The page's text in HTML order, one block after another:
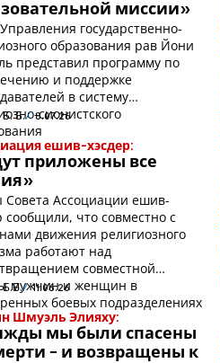
миссии»
государственно-
образования рав Йони
представил программу по
и поддержке
в систему
сионистского
Б. Б. 8.07.26
ешив-хэсдер:
приложены все
Совета Ассоциации ешив-
сообщили, что совместно с
движения религиозного
работают над
совместной
мужчин и женщин в
боевых подразделениях
Б.Б. 11.06.26
Шмуэль Элияху:
мы были спасены
- и возвращены к